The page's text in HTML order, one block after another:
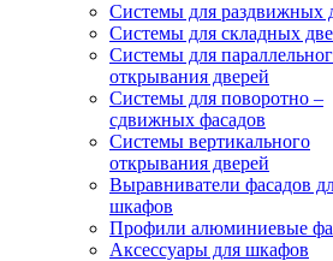
Системы для раздвижных
Системы для складных
Системы для
открывания дверей
Системы для поворотно –
сдвижных фасадов
Системы вертикального
открывания дверей
Выравниватели фасадов
шкафов
Профили алюминиевые
Аксессуары для шкафов